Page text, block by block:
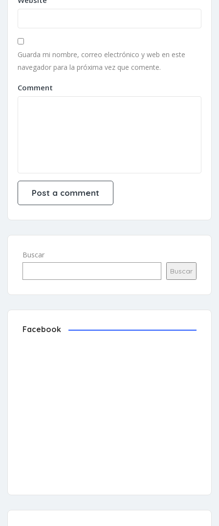
Guarda mi nombre, correo electrónico y web en este
navegador para la próxima vez que comente.
Comment
Buscar
Buscar
Facebook